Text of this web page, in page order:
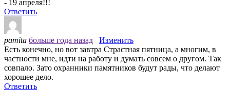
- 19 апреля!!!
Ответить
pamita больше года назад
Изменить
Есть конечно, но вот завтра Страстная пятница, а многим, в
частности мне, идти на работу и думать совсем о другом. Так
совпало. Зато охранники памятников будут рады, что делают
хорошее дело.
Ответить